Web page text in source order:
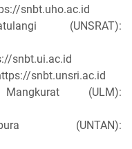
snbt.uho.ac.id
(UNSRAT):
snbt.ui.ac.id
snbt.unsri.ac.id
(ULM):
(UNTAN):